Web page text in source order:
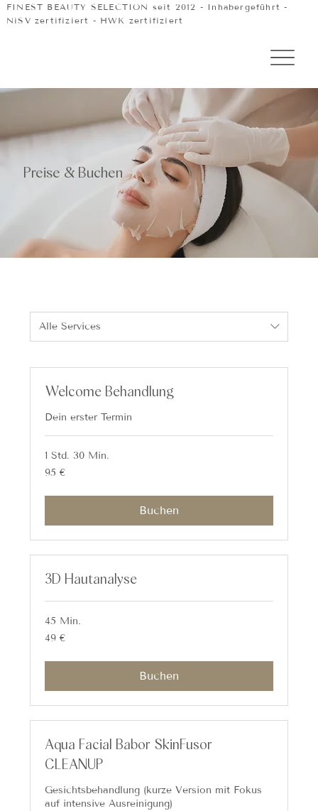
FINEST BEAUTY SELECTION seit 2012 - Inhabergeführt -
NiSV zertifiziert - HWK zertifiziert
Preise & Buchen
Alle Services
Welcome Behandlung
Dein erster Termin
1 Std. 30 Min.
95
Euro
95 €
Buchen
3D Hautanalyse
45 Min.
49
Euro
49 €
Buchen
Aqua Facial Babor SkinFusor
CLEANUP
Gesichtsbehandlung (kurze Version mit Fokus
auf intensive Ausreinigung)